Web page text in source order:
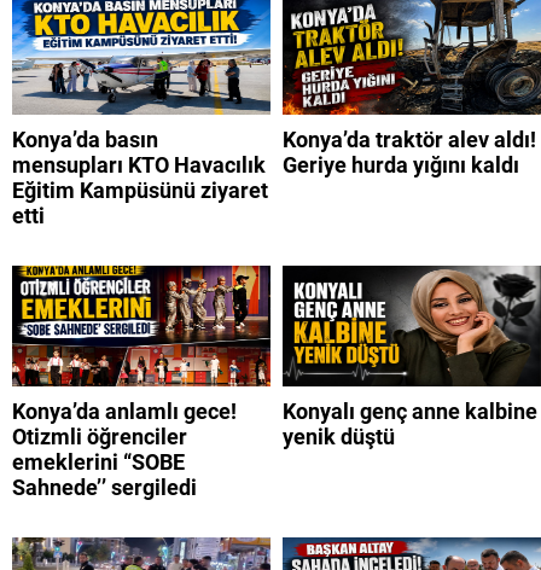
Konya’da basın
mensupları KTO Havacılık
Eğitim Kampüsünü ziyaret
etti
Konya’da traktör alev aldı!
Geriye hurda yığını kaldı
Konya’da anlamlı gece!
Otizmli öğrenciler
emeklerini “SOBE
Sahnede’’ sergiledi
Konyalı genç anne kalbine
yenik düştü